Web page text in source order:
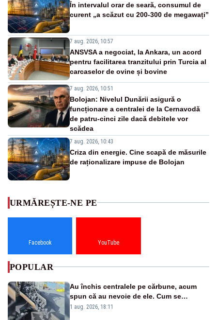
În intervalul orar de seară, consumul de
curent „a scăzut cu 200-300 de megawați”
7 aug. 2026, 10:57
ANSVSA a negociat, la Ankara, un acord
pentru facilitarea tranzitului prin Turcia al
carcaselor de ovine și bovine
7 aug. 2026, 10:51
Bolojan: Nivelul Dunării asigură o
funcționare a centralei de la Cernavodă
de patru-cinci zile dacă debitele vor
scădea
7 aug. 2026, 10:43
Criza din energie. Cine scapă de măsurile
de raționalizare impuse de Bolojan
URMĂREȘTE-NE PE
Facebook YouTube
POPULAR
Au închis centralele pe cărbune, acum
spun că au nevoie de ele. Cum se
pasează vina în plină criză energetică
1 aug. 2026, 18:11